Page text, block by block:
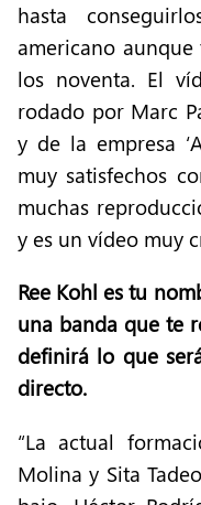
hasta
americano
los noventa. El
rodado por Marc
y de la empresa
muy satisfechos
muchas
y es un vídeo muy
Ree Kohl es tu
una banda que te
definirá lo que
directo.
“La actual
Molina y Sita